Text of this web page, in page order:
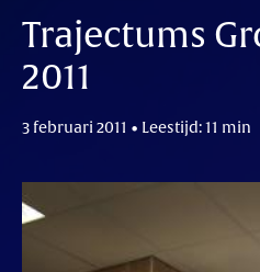
Trajectums
2011
3 februari 2011 • Leestijd: 11 min